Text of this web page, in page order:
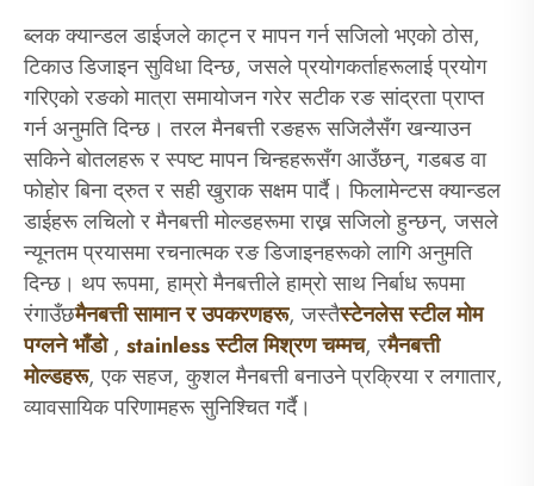
ब्लक क्यान्डल डाईजले काट्न र मापन गर्न सजिलो भएको ठोस,
टिकाउ डिजाइन सुविधा दिन्छ, जसले प्रयोगकर्ताहरूलाई प्रयोग
गरिएको रङको मात्रा समायोजन गरेर सटीक रङ सांद्रता प्राप्त
गर्न अनुमति दिन्छ। तरल मैनबत्ती रङहरू सजिलैसँग खन्याउन
सकिने बोतलहरू र स्पष्ट मापन चिन्हहरूसँग आउँछन्, गडबड वा
फोहोर बिना द्रुत र सही खुराक सक्षम पार्दै। फिलामेन्टस क्यान्डल
डाईहरू लचिलो र मैनबत्ती मोल्डहरूमा राख्न सजिलो हुन्छन्, जसले
न्यूनतम प्रयासमा रचनात्मक रङ डिजाइनहरूको लागि अनुमति
दिन्छ। थप रूपमा, हाम्रो मैनबत्तीले हाम्रो साथ निर्बाध रूपमा
रंगाउँछमैनबत्ती सामान र उपकरणहरू, जस्तैस्टेनलेस स्टील मोम
पग्लने भाँडो, stainless स्टील मिश्रण चम्मच, रमैनबत्ती
मोल्डहरू, एक सहज, कुशल मैनबत्ती बनाउने प्रक्रिया र लगातार,
व्यावसायिक परिणामहरू सुनिश्चित गर्दै।